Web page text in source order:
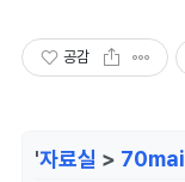
공감
'자료실 > 70mai